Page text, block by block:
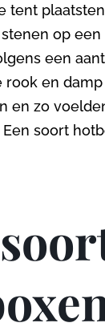
tent
op
een
rook en
en zo
soort